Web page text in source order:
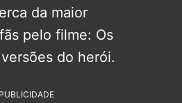
da maior
pelo filme: Os
do herói.
PUBLICIDADE